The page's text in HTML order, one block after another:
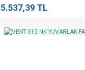
5.537,39 TL